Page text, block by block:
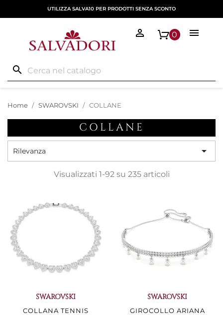
UTILIZZA SALVA10 PER PRODOTTI SENZA SCONTO
search

0

Home SWAROVSKI COLLANE
COLLANE
Rilevanza 
Visualizzati 1-92 su 235 articoli
SWAROVSKI
COLLANA TENNIS
SWAROVSKI
GIROCOLLO ARIANA